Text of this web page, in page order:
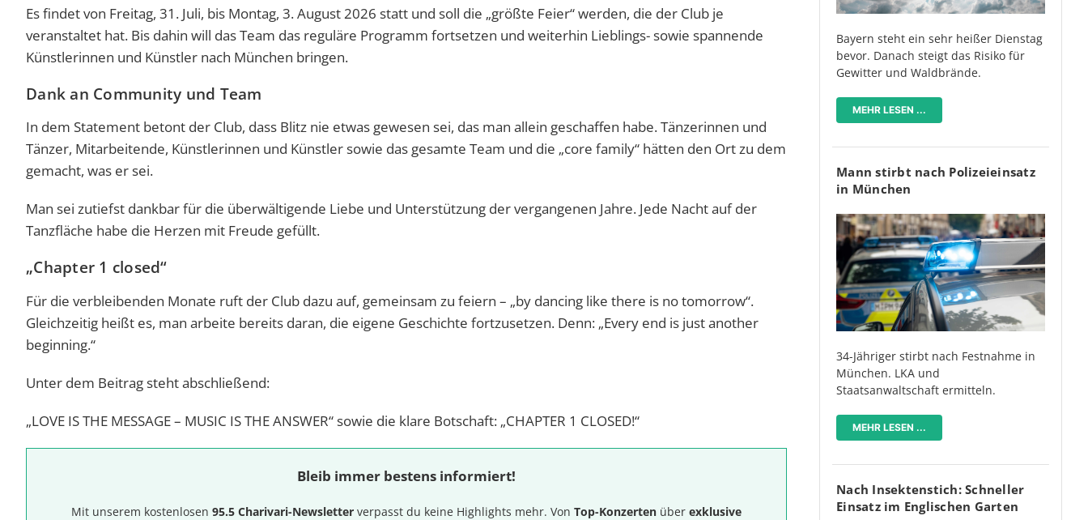
Es findet von Freitag, 31. Juli, bis Montag, 3. August 2026 statt und soll die „größte Feier“ werden, die der Club je
veranstaltet hat. Bis dahin will das Team das reguläre Programm fortsetzen und weiterhin Lieblings- sowie spannende
Künstlerinnen und Künstler nach München bringen.
Dank an Community und Team
In dem Statement betont der Club, dass Blitz nie etwas gewesen sei, das man allein geschaffen habe. Tänzerinnen und
Tänzer, Mitarbeitende, Künstlerinnen und Künstler sowie das gesamte Team und die „core family“ hätten den Ort zu dem
gemacht, was er sei.
Man sei zutiefst dankbar für die überwältigende Liebe und Unterstützung der vergangenen Jahre. Jede Nacht auf der
Tanzfläche habe die Herzen mit Freude gefüllt.
„Chapter 1 closed“
Für die verbleibenden Monate ruft der Club dazu auf, gemeinsam zu feiern – „by dancing like there is no tomorrow“.
Gleichzeitig heißt es, man arbeite bereits daran, die eigene Geschichte fortzusetzen. Denn: „Every end is just another
beginning.“
Unter dem Beitrag steht abschließend:
„LOVE IS THE MESSAGE – MUSIC IS THE ANSWER“ sowie die klare Botschaft: „CHAPTER 1 CLOSED!“
Bleib immer bestens informiert!
Mit unserem kostenlosen 95.5 Charivari-Newsletter verpasst du keine Highlights mehr. Von Top-Konzerten über exklusive
Bayern steht ein sehr heißer Dienstag
bevor. Danach steigt das Risiko für
Gewitter und Waldbrände.
MEHR LESEN ...
Mann stirbt nach Polizeieinsatz
in München
34-Jähriger stirbt nach Festnahme in
München. LKA und
Staatsanwaltschaft ermitteln.
MEHR LESEN ...
Nach Insektenstich: Schneller
Einsatz im Englischen Garten